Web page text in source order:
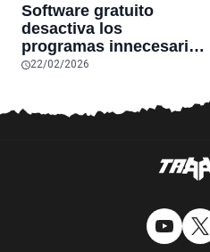
Software gratuito
desactiva los
programas innecesarios
de Windows 11 y
reduciendo el uso de la
RAM y mucho más
22/02/2026